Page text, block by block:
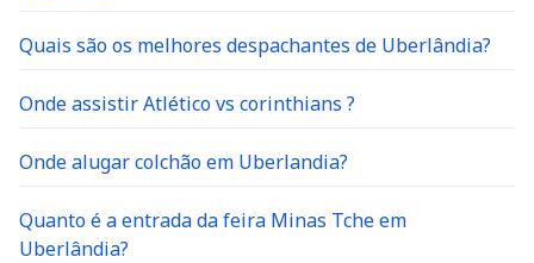
Quais são os melhores despachantes de Uberlândia?
Onde assistir Atlético vs corinthians ?
Onde alugar colchão em Uberlandia?
Quanto é a entrada da feira Minas Tche em
Uberlândia?